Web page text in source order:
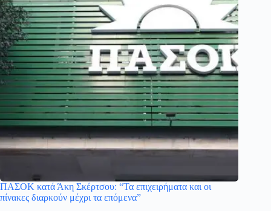
ΠΑΣΟΚ κατά Άκη Σκέρτσου: “Τα επιχειρήματα και οι
πίνακες διαρκούν μέχρι τα επόμενα”